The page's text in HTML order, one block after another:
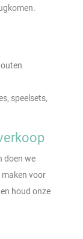
speelsets,
doen we
maken voor
houd onze